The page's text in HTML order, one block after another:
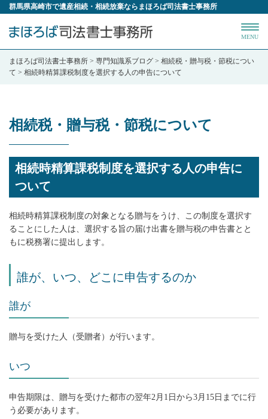
群馬県高崎市で遺産相続・相続放棄ならまほろば司法書士事務所
MENU
まほろば司法書士事務所 > 専門知識系ブログ > 相続税・贈与税・節税につい
て > 相続時精算課税制度を選択する人の申告について
相続税・贈与税・節税について
相続時精算課税制度を選択する人の申告に
ついて
相続時精算課税制度の対象となる贈与をうけ、この制度を選択す
ることにした人は、選択する旨の届け出書を贈与税の申告書とと
もに税務署に提出します。
誰が、いつ、どこに申告するのか
誰が
贈与を受けた人（受贈者）が行います。
いつ
申告期限は、贈与を受けた都市の翌年2月1日から3月15日までに行
う必要があります。